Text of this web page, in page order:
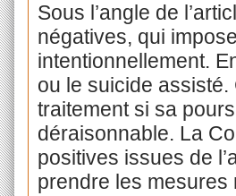
Sous l’angle de
négatives, qui
intentionnellement.
ou le suicide assisté.
traitement si sa
déraisonnable. La
positives issues de
prendre les